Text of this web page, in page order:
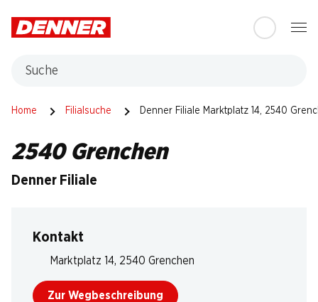
Home Filialsuche Denner Filiale Marktplatz 14, 2540
2540 Grenchen
Denner Filiale
Kontakt
Marktplatz 14, 2540 Grenchen
Zur Wegbeschreibung